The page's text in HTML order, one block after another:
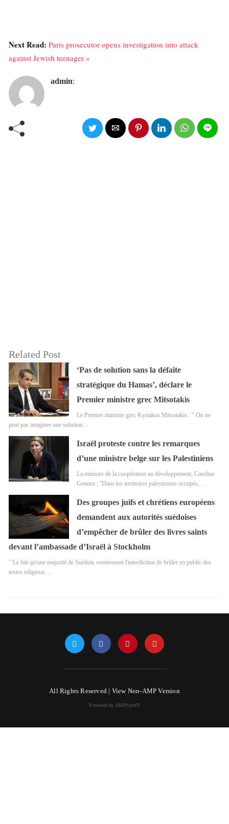
Next Read: Paris prosecutor opens investigation into attack
against Jewish teenager »
admin:
Related Post
‘Pas de solution sans la défaite
stratégique du Hamas’, déclare le
Premier ministre grec Mitsotakis
Le Premier ministre grec Kyriakos Mitsotakis : " On ne
peut pas imaginer une solution…
Israël proteste contre les remarques
d’une ministre belge sur les Palestiniens
La ministre de la coopération au développement, Caroline
Gennez : ''Dans les territoires palestiniens occupés,…
Des groupes juifs et chrétiens européens
demandent aux autorités suédoises
d’empêcher de brûler des livres saints
devant l’ambassade d’Israël à Stockholm
‘’Le fait qu'une majorité de Suédois soutiennent l'interdiction de brûler en public des
textes religieux…
All Rights Reserved | View Non-AMP Version
Powered by AMPforWP